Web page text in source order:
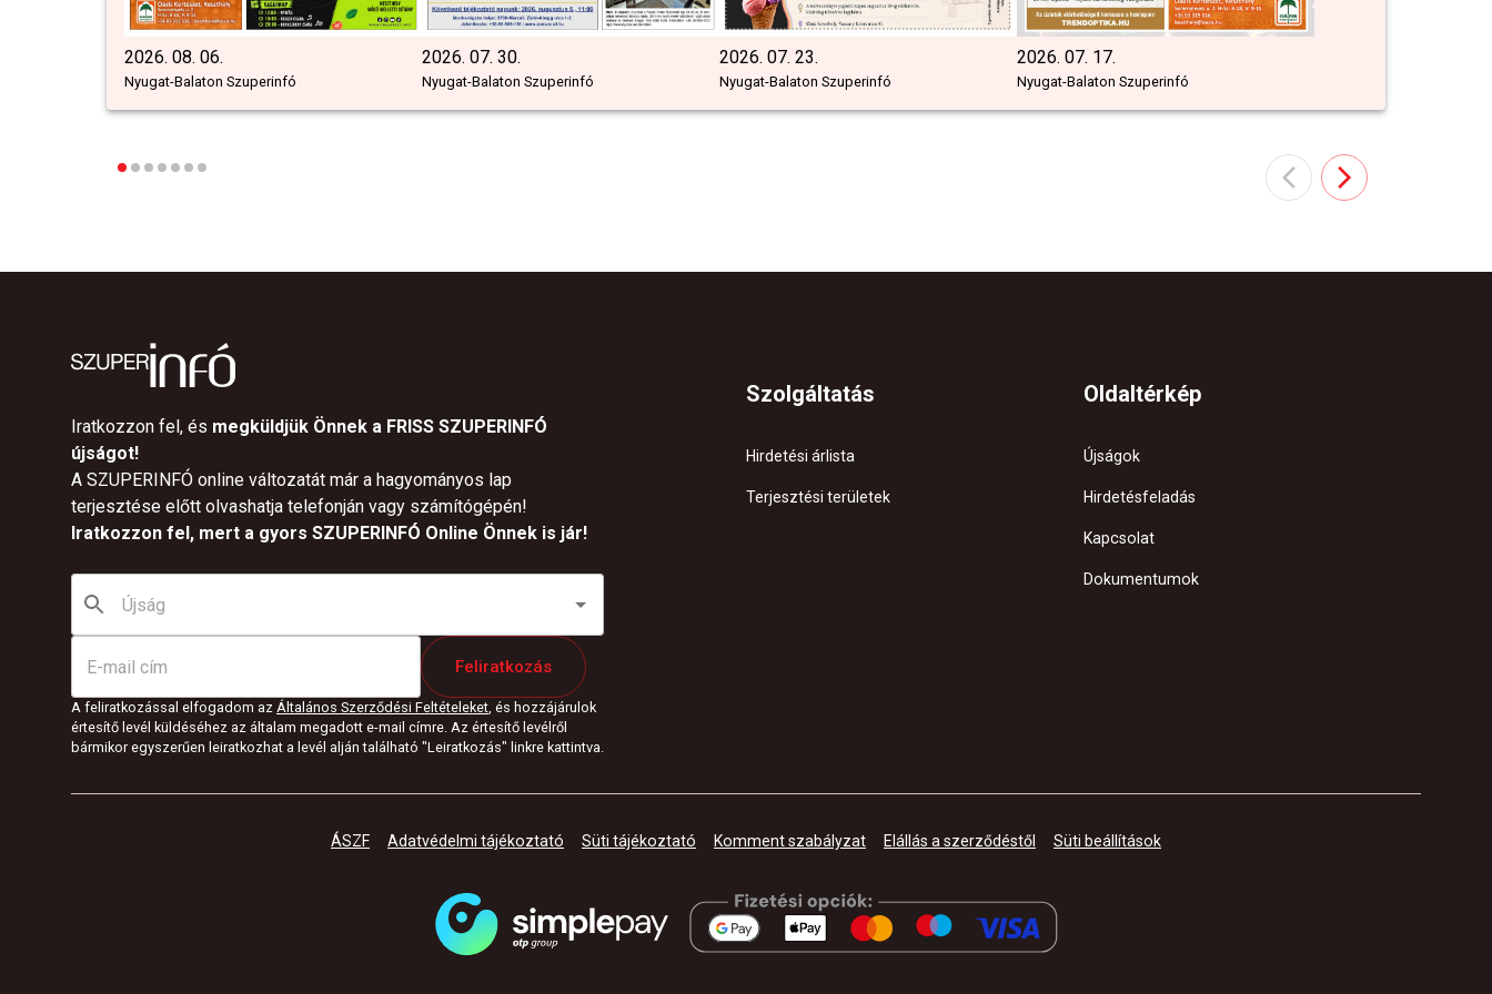
2026. 08. 06.
Nyugat-Balaton Szuperinfó
2026. 07. 30.
Nyugat-Balaton Szuperinfó
2026. 07. 23.
Nyugat-Balaton Szuperinfó
2026. 07. 17.
Nyugat-Balaton Szuperinfó
Iratkozzon fel, és megküldjük Önnek a FRISS SZUPERINFÓ
újságot!
A SZUPERINFÓ online változatát már a hagyományos lap
terjesztése előtt olvashatja telefonján vagy számítógépén!
Iratkozzon fel, mert a gyors SZUPERINFÓ Online Önnek is jár!
Feliratkozás
A feliratkozással elfogadom az Általános Szerződési Feltételeket, és hozzájárulok
értesítő levél küldéséhez az általam megadott e-mail címre. Az értesítő levélről
bármikor egyszerűen leiratkozhat a levél alján található "Leiratkozás" linkre kattintva.
Szolgáltatás
Hirdetési árlista
Terjesztési területek
Oldaltérkép
Újságok
Hirdetésfeladás
Kapcsolat
Dokumentumok
ÁSZF Adatvédelmi tájékoztató Süti tájékoztató Komment szabályzat Elállás a szerződéstől Süti beállítások